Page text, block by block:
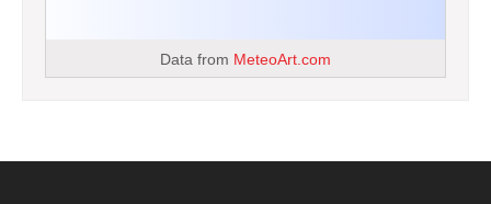
Data from MeteoArt.com